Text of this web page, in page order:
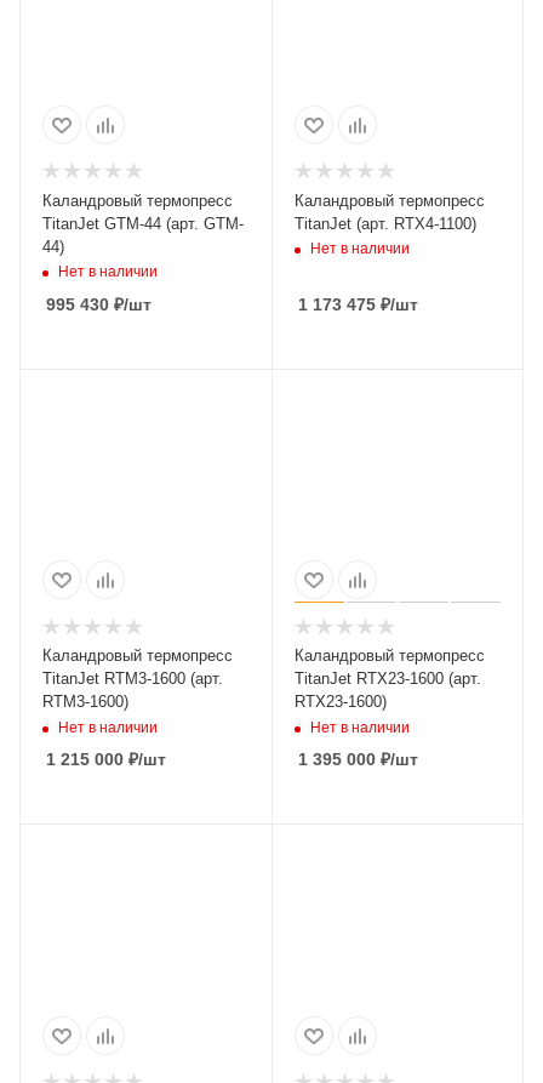
Каландровый термопресс
TitanJet GTM-44 (арт. GTM-
44)
Нет в наличии
995 430 ₽/шт
Каландровый термопресс
TitanJet (арт. RTX4-1100)
Нет в наличии
1 173 475₽/шт
Каландровый термопресс
TitanJet RTM3-1600 (арт.
RTM3-1600)
Нет в наличии
1 215 000 ₽/шт
Каландровый термопресс
TitanJet RTX23-1600 (арт.
RTX23-1600)
Нет в наличии
1 395 000₽/шт